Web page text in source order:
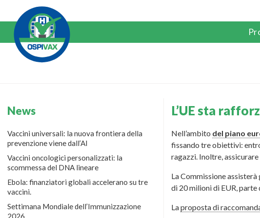
News
Vaccini universali: la nuova frontiera della
prevenzione viene dall’AI
Vaccini oncologici personalizzati: la
scommessa del DNA lineare
Ebola: finanziatori globali accelerano su tre
vaccini.
Settimana Mondiale dell’Immunizzazione
2026
L’UE sta
Nell’ambito del piano
fissando tre obiettivi:
ragazzi. Inoltre,
La Commissione
di 20 milioni di EUR,
Laproposta di